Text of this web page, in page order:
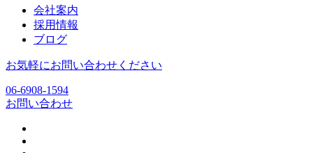
会社案内
採用情報
ブログ
お気軽にお問い合わせください
06-6908-1594
お問い合わせ